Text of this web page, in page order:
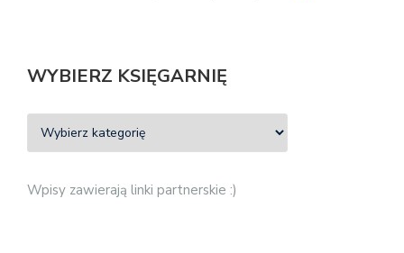
WYBIERZ KSIĘGARNIĘ
Wpisy zawierają linki partnerskie :)